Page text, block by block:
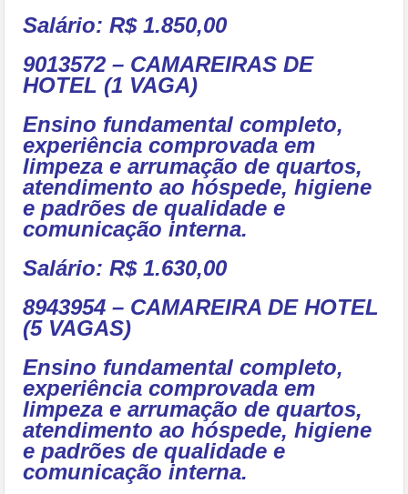
Salário: R$ 1.850,00
9013572 – CAMAREIRAS DE
HOTEL (1 VAGA)
Ensino fundamental completo,
experiência comprovada em
limpeza e arrumação de quartos,
atendimento ao hóspede, higiene
e padrões de qualidade e
comunicação interna.
Salário: R$ 1.630,00
8943954 – CAMAREIRA DE HOTEL
(5 VAGAS)
Ensino fundamental completo,
experiência comprovada em
limpeza e arrumação de quartos,
atendimento ao hóspede, higiene
e padrões de qualidade e
comunicação interna.